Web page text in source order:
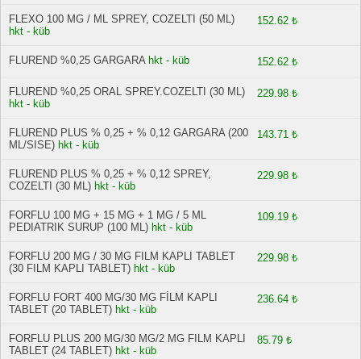
FLEXO 100 MG / ML SPREY, COZELTI (50 ML)
hkt - küb
152.62 ₺
FLUREND %0,25 GARGARA hkt - küb 152.62 ₺
FLUREND %0,25 ORAL SPREY.COZELTI (30 ML)
hkt - küb
229.98 ₺
FLUREND PLUS % 0,25 + % 0,12 GARGARA (200
ML/SISE) hkt - küb
143.71 ₺
FLUREND PLUS % 0,25 + % 0,12 SPREY,
COZELTI (30 ML) hkt - küb
229.98 ₺
FORFLU 100 MG + 15 MG + 1 MG / 5 ML
PEDIATRIK SURUP (100 ML) hkt - küb
109.19 ₺
FORFLU 200 MG / 30 MG FILM KAPLI TABLET
(30 FILM KAPLI TABLET) hkt - küb
229.98 ₺
FORFLU FORT 400 MG/30 MG FİLM KAPLI
TABLET (20 TABLET) hkt - küb
236.64 ₺
FORFLU PLUS 200 MG/30 MG/2 MG FILM KAPLI
TABLET (24 TABLET) hkt - küb
85.79 ₺